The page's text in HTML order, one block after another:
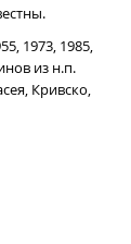
1973, 1985,
из н.п.
Кривско,